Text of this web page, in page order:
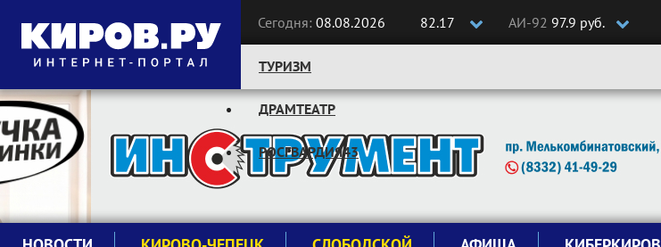
Сегодня: 08.08.2026 82.17 АИ-92 97.9 руб.
Следите за новостями:
ТУРИЗМ
ДРАМТЕАТР
РОСГВАРДИЯ43